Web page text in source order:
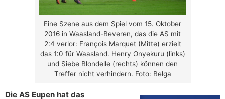
Eine Szene aus dem Spiel vom 15. Oktober
2016 in Waasland-Beveren, das die AS mit
2:4 verlor: François Marquet (Mitte) erzielt
das 1:0 für Waasland. Henry Onyekuru (links)
und Siebe Blondelle (rechts) können den
Treffer nicht verhindern. Foto: Belga
Die AS Eupen hat das